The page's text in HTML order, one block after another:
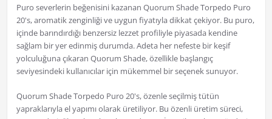
Puro severlerin beğenisini kazanan Quorum Shade Torpedo Puro
20's, aromatik zenginliği ve uygun fiyatıyla dikkat çekiyor. Bu puro,
içinde barındırdığı benzersiz lezzet profiliyle piyasada kendine
sağlam bir yer edinmiş durumda. Adeta her nefeste bir keşif
yolculuğuna çıkaran Quorum Shade, özellikle başlangıç
seviyesindeki kullanıcılar için mükemmel bir seçenek sunuyor.
Quorum Shade Torpedo Puro 20's, özenle seçilmiş tütün
yapraklarıyla el yapımı olarak üretiliyor. Bu özenli üretim süreci,